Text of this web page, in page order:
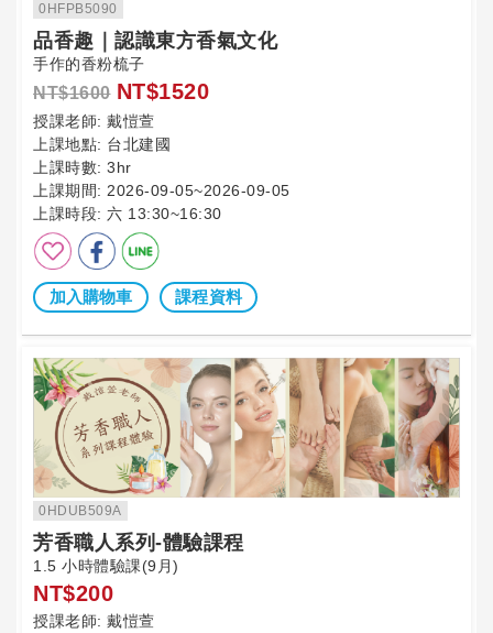
0HFPB5090
品香趣｜認識東方香氣文化
手作的香粉梳子
NT$1600 NT$1520
授課老師: 戴愷萱
上課地點: 台北建國
上課時數: 3hr
上課期間: 2026-09-05~2026-09-05
上課時段: 六 13:30~16:30
加入購物車 課程資料
0HDUB509A
芳香職人系列-體驗課程
1.5 小時體驗課(9月)
NT$200
授課老師: 戴愷萱